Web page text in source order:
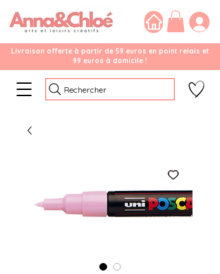
Livraison offerte à partir de 59 euros en point relais et
99 euros à domicile !
Rechercher